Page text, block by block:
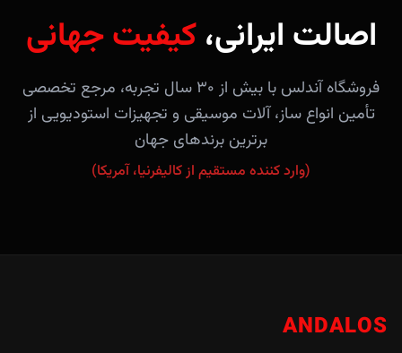
اصالت ایرانی،کیفیت جهانی
فروشگاه آندلس با بیش از ۳۰ سال تجربه، مرجع تخصصی
تأمین انواع ساز، آلات موسیقی و تجهیزات استودیویی از
برترین برندهای جهان
(وارد کننده مستقیم از کالیفرنیا، آمریکا)
ANDALOS